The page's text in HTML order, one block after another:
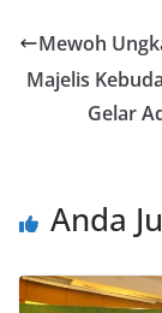
l
Mewoh
Majelis
Gelar
Anda